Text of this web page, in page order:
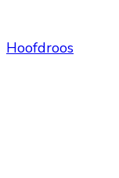
Hoofdroos